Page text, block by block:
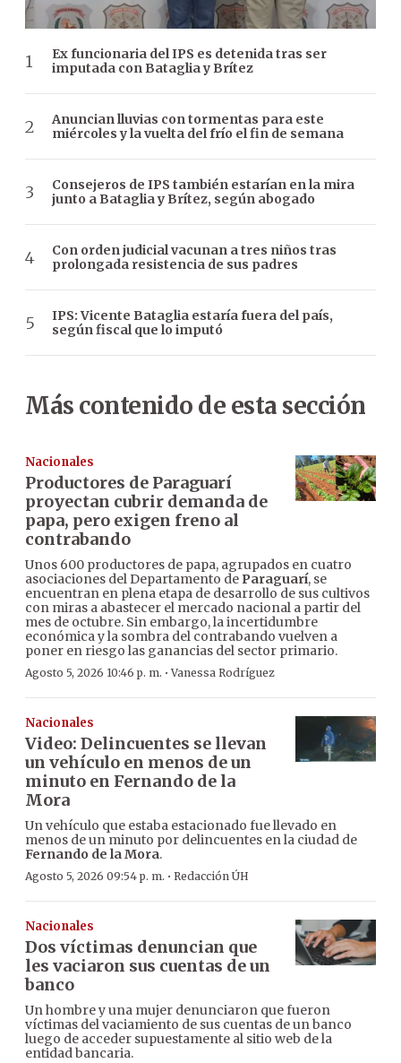
Ex funcionaria del IPS es detenida tras ser
imputada con Bataglia y Brítez
Anuncian lluvias con tormentas para este
miércoles y la vuelta del frío el fin de semana
Consejeros de IPS también estarían en la mira
junto a Bataglia y Brítez, según abogado
Con orden judicial vacunan a tres niños tras
prolongada resistencia de sus padres
IPS: Vicente Bataglia estaría fuera del país,
según fiscal que lo imputó
Más contenido de esta sección
Nacionales
Productores de Paraguarí
proyectan cubrir demanda de
papa, pero exigen freno al
contrabando
Unos 600 productores de papa, agrupados en cuatro
asociaciones del Departamento de Paraguarí, se
encuentran en plena etapa de desarrollo de sus cultivos
con miras a abastecer el mercado nacional a partir del
mes de octubre. Sin embargo, la incertidumbre
económica y la sombra del contrabando vuelven a
poner en riesgo las ganancias del sector primario.
Agosto 5, 2026 10:46 p. m. ·Vanessa Rodríguez
Nacionales
Video: Delincuentes se llevan
un vehículo en menos de un
minuto en Fernando de la
Mora
Un vehículo que estaba estacionado fue llevado en
menos de un minuto por delincuentes en la ciudad de
Fernando de la Mora.
Agosto 5, 2026 09:54 p. m. · Redacción ÚH
Nacionales
Dos víctimas denuncian que
les vaciaron sus cuentas de un
banco
Un hombre y una mujer denunciaron que fueron
víctimas del vaciamiento de sus cuentas de un banco
luego de acceder supuestamente al sitio web de la
entidad bancaria.